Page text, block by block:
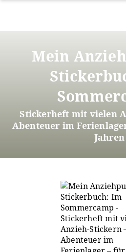
Mein
Stickerheft mit vielen
Abenteuer im
Jahren